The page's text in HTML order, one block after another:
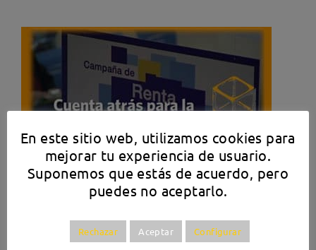
En este sitio web, utilizamos cookies para
mejorar tu experiencia de usuario.
Suponemos que estás de acuerdo, pero
puedes no aceptarlo.
Rechazar Aceptar Configurar